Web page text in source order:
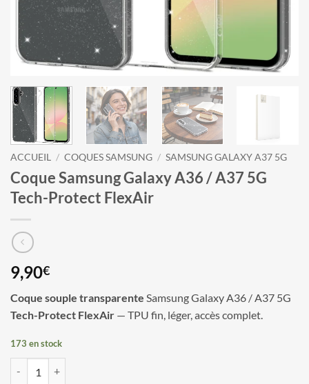
ACCUEIL / COQUES SAMSUNG / SAMSUNG GALAXY A37 5G
Coque Samsung Galaxy A36 / A37 5G
Tech-Protect FlexAir
9,90€
Coque souple transparente Samsung Galaxy A36 / A37 5G
Tech-Protect FlexAir — TPU fin, léger, accès complet.
173 en stock